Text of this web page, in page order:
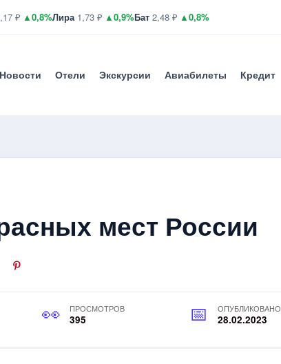
₽ ▲0,8%Лира1,73 ₽ ▲0,9%Бат 2,48 ₽ ▲0,8%
Новости Отели Экскурсии Авиабилеты Кредит
мест России
ПРОСМОТРОВ
395
ОПУБЛИКОВАНО
28.02.2023